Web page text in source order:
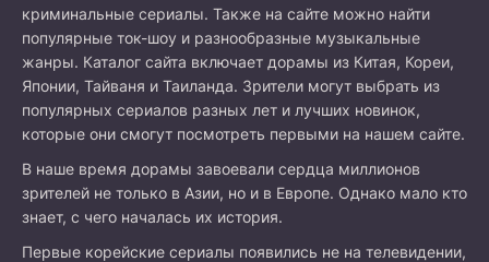
криминальные сериалы. Также на сайте можно найти
популярные ток-шоу и разнообразные музыкальные
жанры. Каталог сайта включает дорамы из Китая, Кореи,
Японии, Тайваня и Таиланда. Зрители могут выбрать из
популярных сериалов разных лет и лучших новинок,
которые они смогут посмотреть первыми на нашем сайте.
В наше время дорамы завоевали сердца миллионов
зрителей не только в Азии, но и в Европе. Однако мало кто
знает, с чего началась их история.
Первые корейские сериалы появились не на телевидении,